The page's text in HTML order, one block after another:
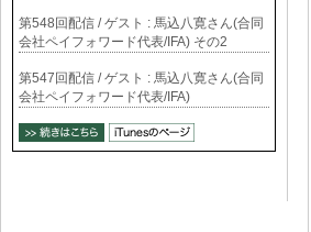
第548回配信 / ゲスト : 馬込八寛さん(合同
会社ペイフォワード代表/IFA) その2
第547回配信 / ゲスト : 馬込八寛さん(合同
会社ペイフォワード代表/IFA)